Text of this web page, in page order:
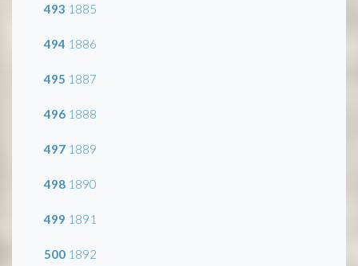
493 1885
494 1886
495 1887
496 1888
497 1889
498 1890
499 1891
500 1892